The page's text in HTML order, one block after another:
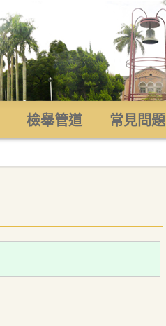
檢舉管道 常見問題